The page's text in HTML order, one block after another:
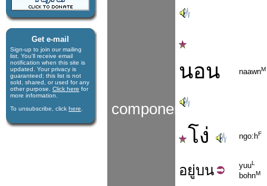
Get e-mail
Sign-up to join our mail­ing
list. You'll receive e­mail
notification when this site is
updated. Your privacy is
guaran­teed; this list is not
sold, shared, or used for any
other purpose. Click here for
more infor­mation.
To unsubscribe, click here components
นอน naawnM
โง่ ngo:hF
อยู่บน yuuL
bohnM